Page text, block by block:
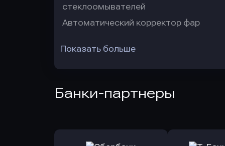
стеклоомывателей
Автоматический корректор фар
Показать больше
Банки-партнеры